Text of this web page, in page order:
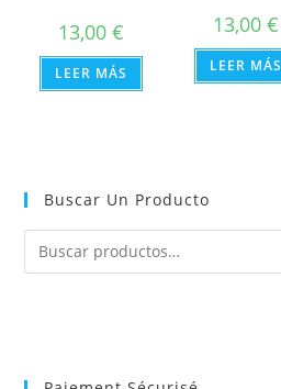
13,00 €
LEER MÁS
13,00 €
LEER MÁS
Buscar Un Producto